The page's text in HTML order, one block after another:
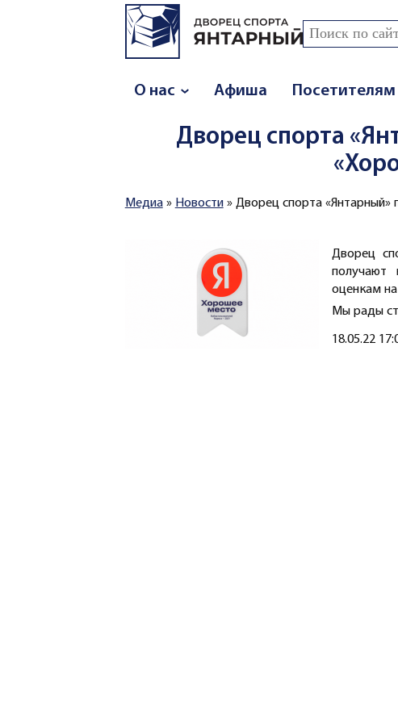
Перейти к основному содержанию
Форма
Поиск
О нас Афиша Посетителям
Дворец спорта
Вы здесь
Медиа» Новости» Дворец спорта «Янтарный»
Дворец
получают
оценкам на
Мы рады
18.05.22